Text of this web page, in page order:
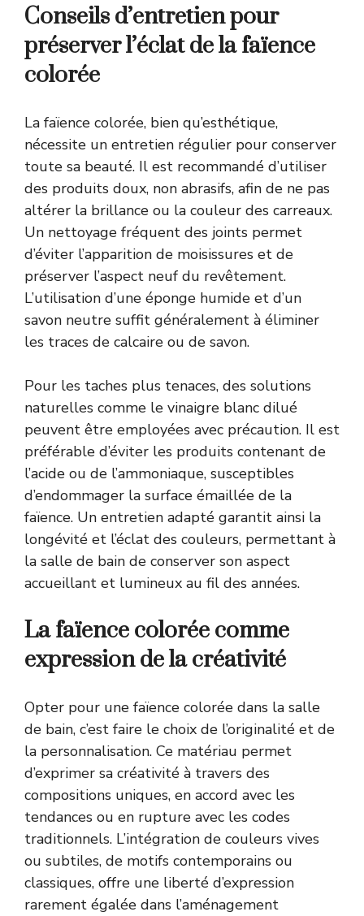
Conseils d’entretien pour
préserver l’éclat de la faïence
colorée
La faïence colorée, bien qu’esthétique,
nécessite un entretien régulier pour conserver
toute sa beauté. Il est recommandé d’utiliser
des produits doux, non abrasifs, afin de ne pas
altérer la brillance ou la couleur des carreaux.
Un nettoyage fréquent des joints permet
d’éviter l’apparition de moisissures et de
préserver l’aspect neuf du revêtement.
L’utilisation d’une éponge humide et d’un
savon neutre suffit généralement à éliminer
les traces de calcaire ou de savon.
Pour les taches plus tenaces, des solutions
naturelles comme le vinaigre blanc dilué
peuvent être employées avec précaution. Il est
préférable d’éviter les produits contenant de
l’acide ou de l’ammoniaque, susceptibles
d’endommager la surface émaillée de la
faïence. Un entretien adapté garantit ainsi la
longévité et l’éclat des couleurs, permettant à
la salle de bain de conserver son aspect
accueillant et lumineux au fil des années.
La faïence colorée comme
expression de la créativité
Opter pour une faïence colorée dans la salle
de bain, c’est faire le choix de l’originalité et de
la personnalisation. Ce matériau permet
d’exprimer sa créativité à travers des
compositions uniques, en accord avec les
tendances ou en rupture avec les codes
traditionnels. L’intégration de couleurs vives
ou subtiles, de motifs contemporains ou
classiques, offre une liberté d’expression
rarement égalée dans l’aménagement